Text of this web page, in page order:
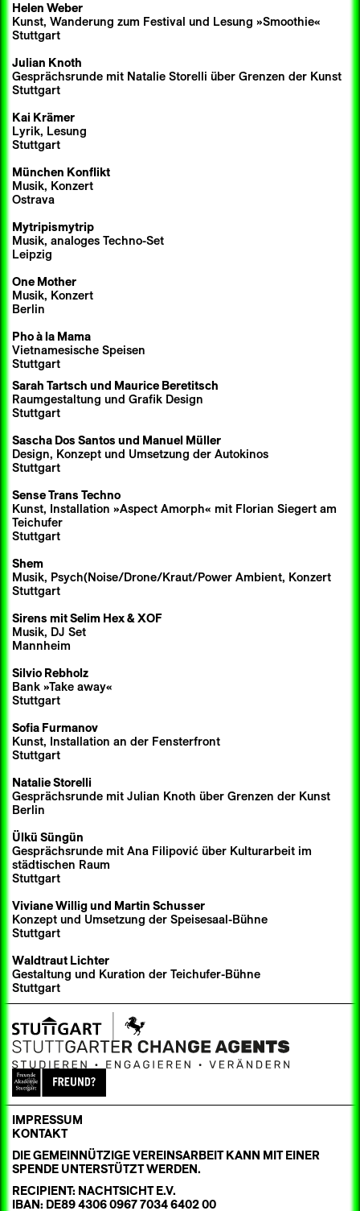
Helen Weber
Kunst, Wanderung zum Festival und Lesung »Smoothie«
Stuttgart
Julian Knoth
Gesprächsrunde mit Natalie Storelli über Grenzen der Kunst
Stuttgart
Kai Krämer
Lyrik, Lesung
Stuttgart
München Konflikt
Musik, Konzert
Ostrava
Mytripismytrip
Musik, analoges Techno-Set
Leipzig
One Mother
Musik, Konzert
Berlin
Pho à la Mama
Vietnamesische Speisen
Stuttgart
Sarah Tartsch und Maurice Beretitsch
Raumgestaltung und Grafik Design
Stuttgart
Sascha Dos Santos und Manuel Müller
Design, Konzept und Umsetzung der Autokinos
Stuttgart
Sense Trans Techno
Kunst, Installation »Aspect Amorph« mit Florian Siegert am
Teichufer
Stuttgart
Shem
Musik, Psych(Noise/Drone/Kraut/Power Ambient, Konzert
Stuttgart
Sirens mitSelim Hex& XOF
Musik, DJ Set
Mannheim
Silvio Rebholz
Bank »Take away«
Stuttgart
Sofia Furmanov
Kunst, Installation an der Fensterfront
Stuttgart
Natalie Storelli
Gesprächsrunde mit Julian Knoth über Grenzen der Kunst
Berlin
Ülkü Süngün
Gesprächsrunde mit Ana Filipović über Kulturarbeit im
städtischen Raum
Stuttgart
Viviane Willig und Martin Schusser
Konzept und Umsetzung der Speisesaal-Bühne
Stuttgart
Waldtraut Lichter
Gestaltung und Kuration der Teichufer-Bühne
Stuttgart
IMPRESSUM
KONTAKT
DIE GEMEINNÜTZIGE VEREINSARBEIT KANN MIT EINER
SPENDE UNTERSTÜTZT WERDEN.
RECIPIENT: NACHTSICHT E.V.
IBAN: DE89 4306 0967 7034 6402 00